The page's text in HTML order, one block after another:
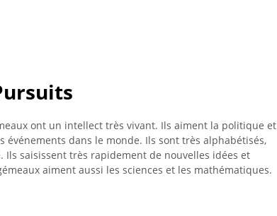
ont un intellect très vivant. Ils aiment la politique et
événements dans le monde. Ils sont très alphabétisés,
saisissent très rapidement de nouvelles idées et
aiment aussi les sciences et les mathématiques.